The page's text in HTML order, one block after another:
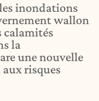
inondations
wallon
calamités
la
une nouvelle
risques